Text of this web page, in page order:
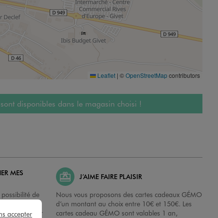
Leaflet | ©OpenStreetMapcontributors
disponibles dans le magasin choisi !
MES
de
sur
J’AIME FAIRE PLAISIR
Nous vous proposons des cartes cadeaux GÉMO
d’un montant au choix entre 10€ et 150€. Les
cartes cadeau GÉMO sont valables 1 an,
accepter